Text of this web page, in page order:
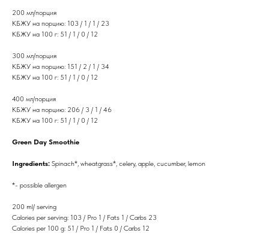
200 мл/порция
КБЖУ на порцию: 103 / 1 / 1 / 23
КБЖУ на 100 г: 51 / 1 / 0 / 12
300 мл/порция
КБЖУ на порцию: 151 / 2 / 1 / 34
КБЖУ на 100 г: 51 / 1 / 0 / 12
400 мл/порция
КБЖУ на порцию: 206 / 3 / 1 / 46
КБЖУ на 100 г: 51 / 1 / 0 / 12
Green Day Smoothie
Ingredients: Spinach*, wheatgrass*, celery, apple, cucumber, lemon
*- possible allergen
200 ml/ serving
Calories per serving: 103 / Pro 1 / Fats 1 / Carbs 23
Calories per 100 g: 51 / Pro 1 / Fats 0 / Carbs 12